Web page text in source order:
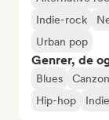
Indie-rock
Urban pop
Genrer, de
Blues
Hip-hop